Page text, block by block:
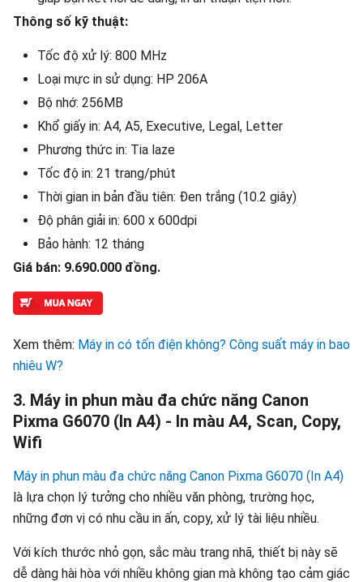
Thông số kỹ thuật:
Tốc độ xử lý: 800 MHz
Loại mực in sử dụng: HP 206A
Bộ nhớ: 256MB
Khổ giấy in: A4, A5, Executive, Legal, Letter
Phương thức in: Tia laze
Tốc độ in: 21 trang/phút
Thời gian in bản đầu tiên: Đen trắng (10.2 giây)
Độ phân giải in: 600 x 600dpi
Bảo hành: 12 tháng
Giá bán: 9.690.000 đồng.
Xem thêm: Máy in có tốn điện không? Công suất máy in bao
nhiêu W?
3. Máy in phun màu đa chức năng Canon
Pixma G6070 (In A4) - In màu A4, Scan, Copy,
Wifi
Máy in phun màu đa chức năng Canon Pixma G6070 (In A4)
là lựa chọn lý tưởng cho nhiều văn phòng, trường học,
những đơn vị có nhu cầu in ấn, copy, xử lý tài liệu nhiều.
Với kích thước nhỏ gọn, sắc màu trang nhã, thiết bị này sẽ
dễ dàng hài hòa với nhiều không gian mà không tạo cảm giác